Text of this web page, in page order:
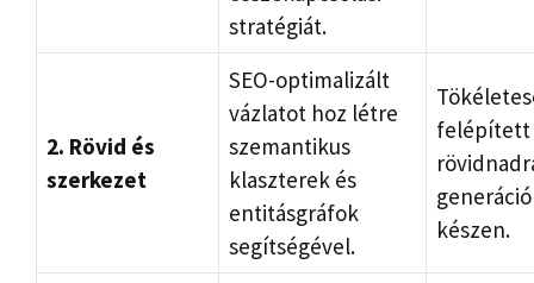
stratégiát.
2. Rövid és
szerkezet
SEO-optimalizált
vázlatot hoz létre
szemantikus
klaszterek és
entitásgráfok
segítségével.
felépített
készen.